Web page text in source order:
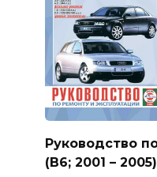
Руководство
(B6; 2001 – 2005)